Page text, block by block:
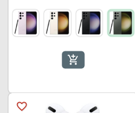
add_shopping_cart
favorite_border